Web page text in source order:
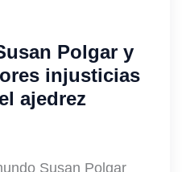
Polgar y
injusticias
ajedrez
Susan Polgar